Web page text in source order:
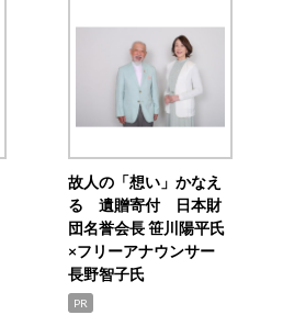
故人の「想い」かなえ
る 遺贈寄付 日本財
団名誉会長 笹川陽平氏
×フリーアナウンサー
長野智子氏
PR